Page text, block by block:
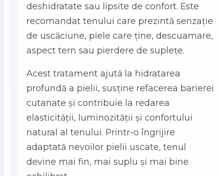
deshidratate sau lipsite de confort. Este
recomandat tenului care prezintă senzație
de uscăciune, piele care ține, descuamare,
aspect tern sau pierdere de suplețe.
Acest tratament ajută la hidratarea
profundă a pielii, susține refacerea barierei
cutanate și contribuie la redarea
elasticității, luminozității și confortului
natural al tenului. Printr-o îngrijire
adaptată nevoilor pielii uscate, tenul
devine mai fin, mai suplu și mai bine